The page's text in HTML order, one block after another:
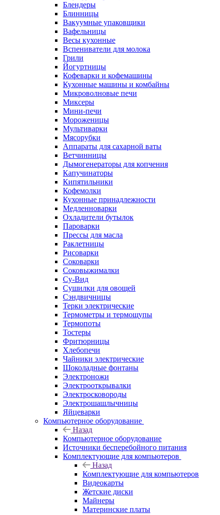
Блендеры
Блинницы
Вакуумные упаковщики
Вафельницы
Весы кухонные
Вспениватели для молока
Грили
Йогуртницы
Кофеварки и кофемашины
Кухонные машины и комбайны
Микроволновые печи
Миксеры
Мини-печи
Мороженицы
Мультиварки
Мясорубки
Аппараты для сахарной ваты
Ветчинницы
Дымогенераторы для копчения
Капучинаторы
Кипятильники
Кофемолки
Кухонные принадлежности
Медленноварки
Охладители бутылок
Пароварки
Прессы для масла
Раклетницы
Рисоварки
Соковарки
Соковыжималки
Су-Вид
Сушилки для овощей
Сэндвичницы
Терки электрические
Термометры и термощупы
Термопоты
Тостеры
Фритюрницы
Хлебопечи
Чайники электрические
Шоколадные фонтаны
Электроножи
Электрооткрывалки
Электросковороды
Электрошашлычницы
Яйцеварки
Компьютерное оборудование
Назад
Компьютерное оборудование
Источники бесперебойного питания
Комплектующие для компьютеров
Назад
Комплектующие для компьютеров
Видеокарты
Жетские диски
Майнеры
Материнские платы